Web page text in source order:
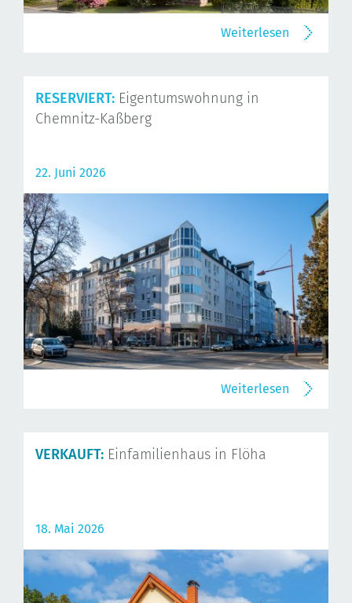
Weiterlesen
RESERVIERT: Eigentumswohnung in
Chemnitz-Kaßberg
22. Juni 2026
Weiterlesen
VERKAUFT: Einfamilienhaus in Flöha
18. Mai 2026